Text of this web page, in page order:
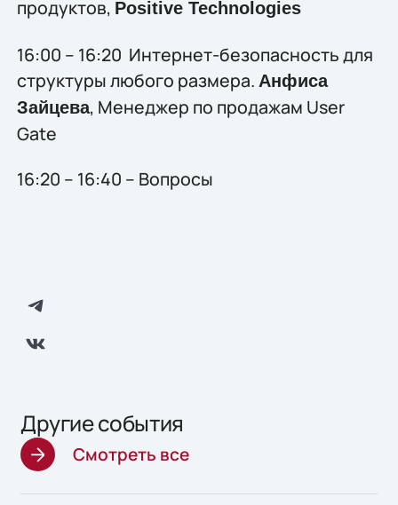
продуктов, Positive Technologies
16:00 – 16:20 Интернет-безопасность для
структуры любого размера. Анфиса
Зайцева, Менеджер по продажам User
Gate
16:20 – 16:40 – Вопросы
Другие события
Смотреть все